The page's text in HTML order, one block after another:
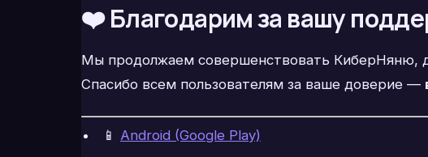
❤️ Благодарим за вашу
Мы продолжаем совершенствовать КиберНяню,
Спасибо всем пользователям за ваше доверие —
📱 Android (Google Play)